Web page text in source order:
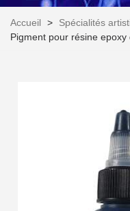
Inscription à
Accueil > Spécialités
Pigment pour résine